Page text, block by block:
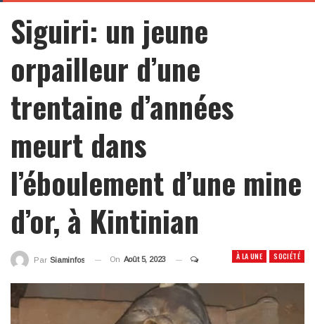
Siguiri: un jeune
orpailleur d’une
trentaine d’années
meurt dans
l’éboulement d’une mine
d’or, à Kintinian
À LA UNE SOCIÉTÉ
Par Siaminfos On Août 5, 2023